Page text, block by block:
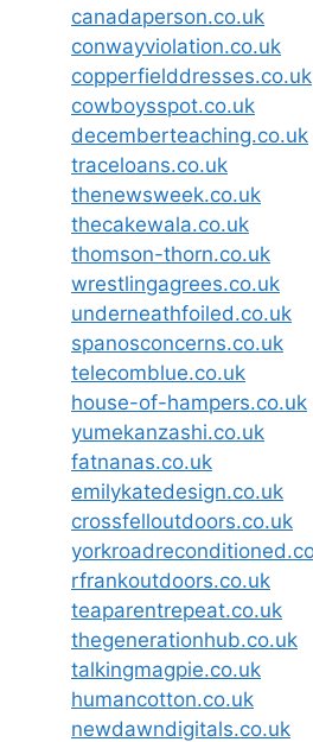
canadaperson.co.uk
conwayviolation.co.uk
copperfielddresses.co.uk
cowboysspot.co.uk
decemberteaching.co.uk
traceloans.co.uk
thenewsweek.co.uk
thecakewala.co.uk
thomson-thorn.co.uk
wrestlingagrees.co.uk
underneathfoiled.co.uk
spanosconcerns.co.uk
telecomblue.co.uk
house-of-hampers.co.uk
yumekanzashi.co.uk
fatnanas.co.uk
emilykatedesign.co.uk
crossfelloutdoors.co.uk
rfrankoutdoors.co.uk
teaparentrepeat.co.uk
thegenerationhub.co.uk
talkingmagpie.co.uk
humancotton.co.uk
newdawndigitals.co.uk